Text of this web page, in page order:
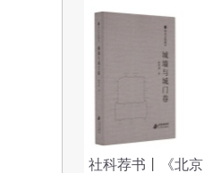
社科荐书丨《北京